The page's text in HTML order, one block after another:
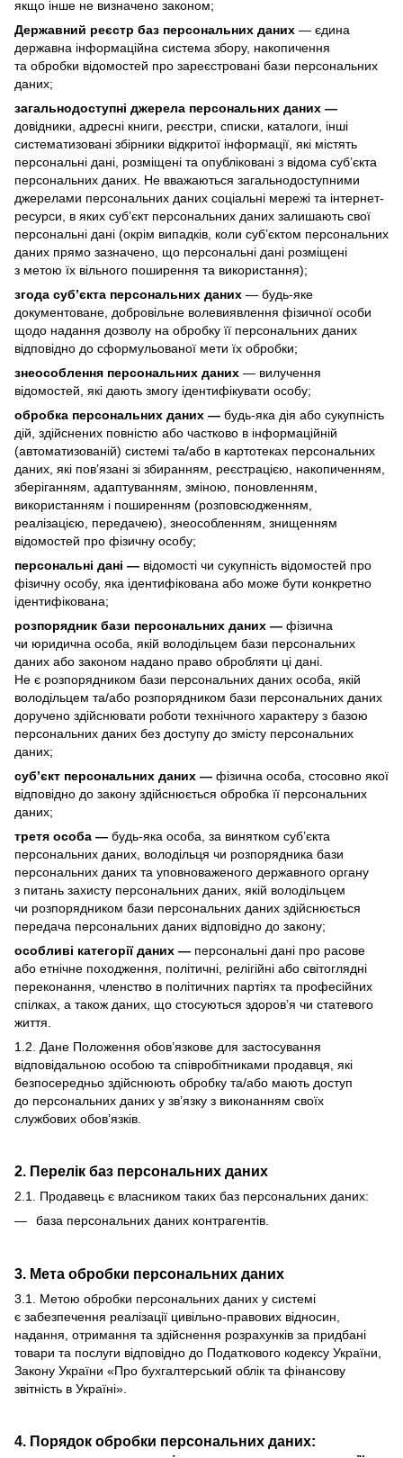
якщо інше не визначено законом;
Державний реєстр баз персональних даних — єдина
державна інформаційна система збору, накопичення
та обробки відомостей про зареєстровані бази персональних
даних;
загальнодоступні джерела персональних даних —
довідники, адресні книги, реєстри, списки, каталоги, інші
систематизовані збірники відкритої інформації, які містять
персональні дані, розміщені та опубліковані з відома суб’єкта
персональних даних. Не вважаються загальнодоступними
джерелами персональних даних соціальні мережі та інтернет-
ресурси, в яких суб’єкт персональних даних залишають свої
персональні дані (окрім випадків, коли суб’єктом персональних
даних прямо зазначено, що персональні дані розміщені
з метою їх вільного поширення та використання);
згода суб’єкта персональних даних — будь-яке
документоване, добровільне волевиявлення фізичної особи
щодо надання дозволу на обробку її персональних даних
відповідно до сформульованої мети їх обробки;
знеособлення персональних даних — вилучення
відомостей, які дають змогу ідентифікувати особу;
обробка персональних даних — будь-яка дія або сукупність
дій, здійснених повністю або частково в інформаційній
(автоматизованій) системі та/або в картотеках персональних
даних, які пов’язані зі збиранням, реєстрацією, накопиченням,
зберіганням, адаптуванням, зміною, поновленням,
використанням і поширенням (розповсюдженням,
реалізацією, передачею), знеособленням, знищенням
відомостей про фізичну особу;
персональні дані — відомості чи сукупність відомостей про
фізичну особу, яка ідентифікована або може бути конкретно
ідентифікована;
розпорядник бази персональних даних — фізична
чи юридична особа, якій володільцем бази персональних
даних або законом надано право обробляти ці дані.
Не є розпорядником бази персональних даних особа, якій
володільцем та/або розпорядником бази персональних даних
доручено здійснювати роботи технічного характеру з базою
персональних даних без доступу до змісту персональних
даних;
суб’єкт персональних даних — фізична особа, стосовно якої
відповідно до закону здійснюється обробка її персональних
даних;
третя особа — будь-яка особа, за винятком суб’єкта
персональних даних, володільця чи розпорядника бази
персональних даних та уповноваженого державного органу
з питань захисту персональних даних, якій володільцем
чи розпорядником бази персональних даних здійснюється
передача персональних даних відповідно до закону;
особливі категорії даних — персональні дані про расове
або етнічне походження, політичні, релігійні або світоглядні
переконання, членство в політичних партіях та професійних
спілках, а також даних, що стосуються здоров’я чи статевого
життя.
1.2. Дане Положення обов’язкове для застосування
відповідальною особою та співробітниками продавця, які
безпосередньо здійснюють обробку та/або мають доступ
до персональних даних у зв’язку з виконанням своїх
службових обов’язків.
2. Перелік баз персональних даних
2.1. Продавець є власником таких баз персональних даних:
база персональних даних контрагентів.
3. Мета обробки персональних даних
3.1. Метою обробки персональних даних у системі
є забезпечення реалізації цивільно-правових відносин,
надання, отримання та здійснення розрахунків за придбані
товари та послуги відповідно до Податкового кодексу України,
Закону України «Про бухгалтерський облік та фінансову
звітність в Україні».
4. Порядок обробки персональних даних: